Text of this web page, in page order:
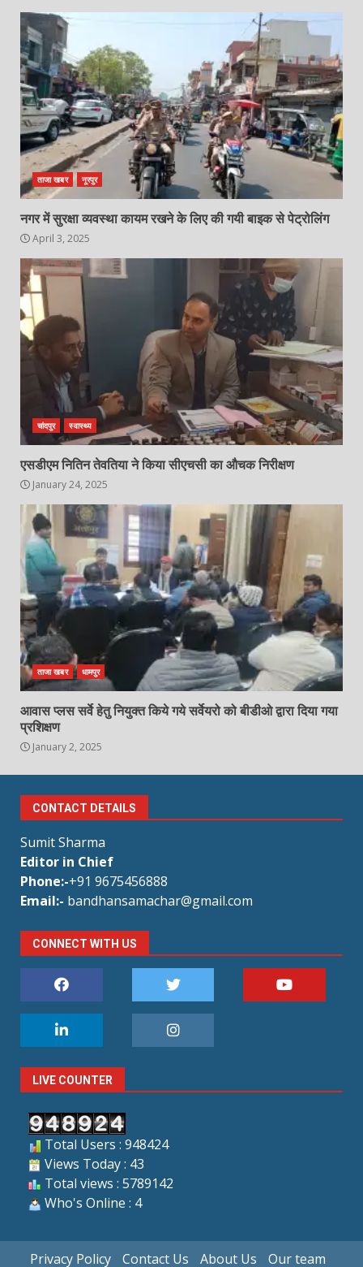
ताजा खबर नूरपुर
नगर में सुरक्षा व्यवस्था कायम रखने के लिए की गयी बाइक से पेट्रोलिंग
April 3, 2025
चांदपुर स्वास्थ्य
एसडीएम नितिन तेवतिया ने किया सीएचसी का औचक निरीक्षण
January 24, 2025
ताजा खबर धामपुर
आवास प्लस सर्वे हेतु नियुक्त किये गये सर्वेयरो को बीडीओ द्वारा दिया गया
प्रशिक्षण
January 2, 2025
CONTACT DETAILS
Sumit Sharma
Editor in Chief
Phone:-+91 9675456888
Email:- bandhansamachar@gmail.com
CONNECT WITH US
LIVE COUNTER
Total Users : 948424
Views Today : 43
Total views : 5789142
Who's Online : 4
Privacy Policy Contact Us About Us Our team